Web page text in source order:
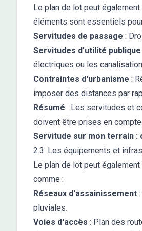
Le plan de lot peut
éléments sont essentiels
Servitudes de passage :
Servitudes d'utilité publique
électriques ou les
Contraintes d'urbanisme :
imposer des distances par
Résumé : Les servitudes et
doivent être prises en
Servitude sur mon terrain :
2.3. Les équipements et
Le plan de lot peut
comme :
Réseaux d'assainissement
pluviales.
Voies d'accès : Plan des